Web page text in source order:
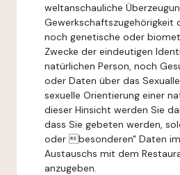
weltanschauliche
Gewerkschaftszugehörigkeit
noch genetische oder
Zwecke der eindeutigen
natürlichen Person, noch
oder Daten über das
sexuelle Orientierung einer
dieser Hinsicht werden Sie
dass Sie gebeten werden,
oder besonderen" Daten im
Austauschs mit dem
anzugeben.